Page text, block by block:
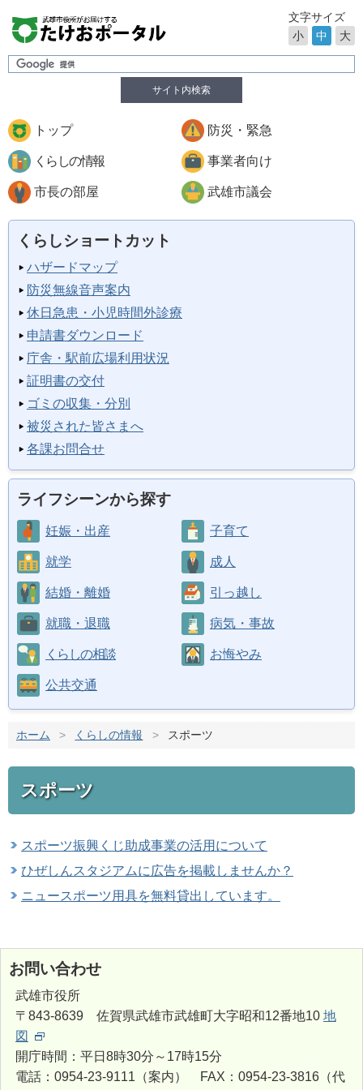
サイト内検索
文字サイズ
小
中 大
トップ 防災・緊急
くらしの情報 事業者向け
市長の部屋 武雄市議会
くらしショートカット
ハザードマップ
防災無線音声案内
休日急患・小児時間外診療
申請書ダウンロード
庁舎・駅前広場利用状況
証明書の交付
ゴミの収集・分別
被災された皆さまへ
各課お問合せ
ライフシーンから探す
妊娠・出産 子育て
就学 成人
結婚・離婚 引っ越し
就職・退職 病気・事故
くらしの相談 お悔やみ
公共交通
ホーム > くらしの情報 > スポーツ
スポーツ
スポーツ振興くじ助成事業の活用について
ひぜしんスタジアムに広告を掲載しませんか？
ニュースポーツ用具を無料貸出しています。
お問い合わせ
武雄市役所
〒843-8639 佐賀県武雄市武雄町大字昭和12番地10 地
図
開庁時間：平日8時30分～17時15分
電話：0954-23-9111（案内） FAX：0954-23-3816（代